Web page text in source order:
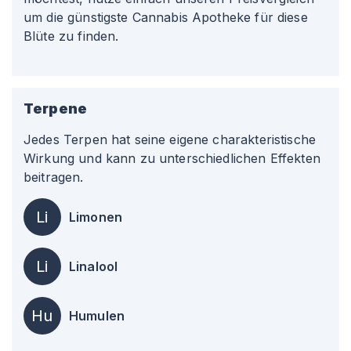
um die günstigste Cannabis Apotheke für diese
Blüte zu finden.
Terpene
Jedes Terpen hat seine eigene charakteristische
Wirkung und kann zu unterschiedlichen Effekten
beitragen.
Li Limonen
Li Linalool
Hu Humulen